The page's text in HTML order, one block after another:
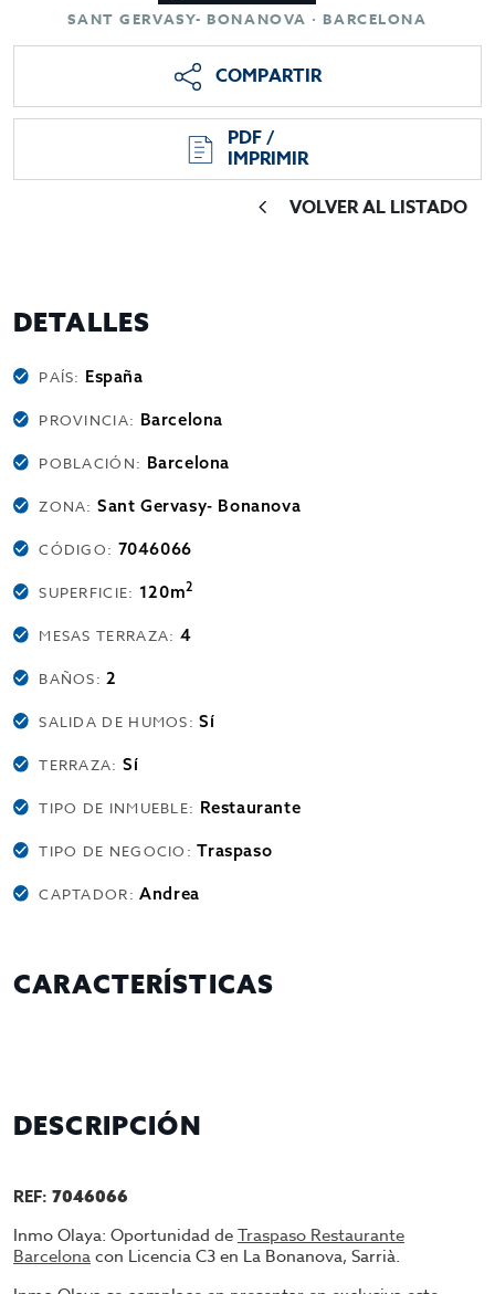
SANT GERVASY- BONANOVA · BARCELONA
COMPARTIR
PDF /
IMPRIMIR
VOLVER AL LISTADO
DETALLES
PAÍS: España
PROVINCIA: Barcelona
POBLACIÓN: Barcelona
ZONA:Sant Gervasy- Bonanova
CÓDIGO: 7046066
SUPERFICIE: 120m2
MESAS TERRAZA: 4
BAÑOS:2
SALIDA DE HUMOS:Sí
TERRAZA: Sí
TIPO DE INMUEBLE: Restaurante
TIPO DE NEGOCIO:Traspaso
CAPTADOR:Andrea
CARACTERÍSTICAS
DESCRIPCIÓN
REF: 7046066
Inmo Olaya: Oportunidad deTraspaso Restaurante
Barcelonacon Licencia C3 en La Bonanova, Sarrià.